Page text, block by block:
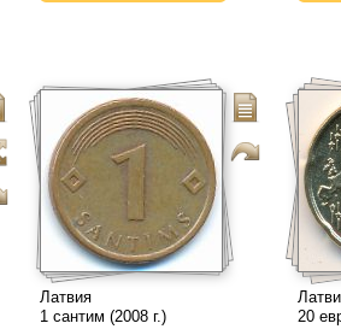
Латвия
1 сантим (2008 г.)
20